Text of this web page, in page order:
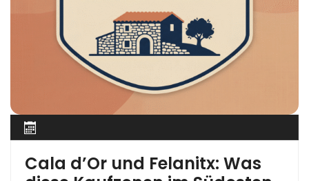
Cala d’Or und Felanitx: Was